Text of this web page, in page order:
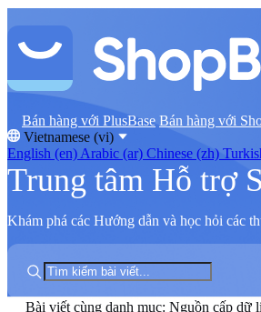
Bán hàng với PlusBase Bán hàng với
Vietnamese (vi)
English (en) Arabic (ar) Chinese (zh)
Trung tâm Hỗ trợ
Khám phá các Hướng dẫn và học hỏi các
Bài viết cùng danh mục: Nguồn cấp dữ